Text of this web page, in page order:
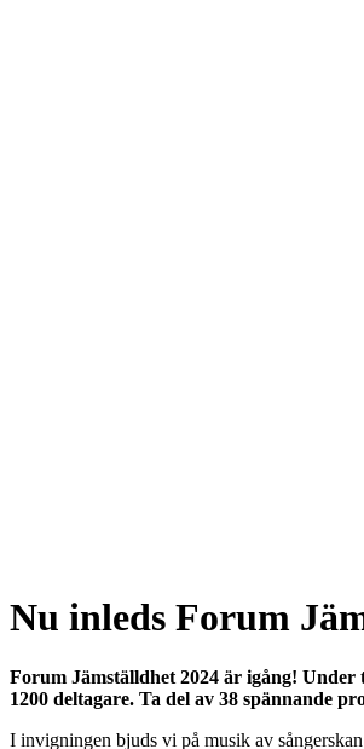
Nu inleds Forum
Forum Jämställdhet 2024 är igång!
1200 deltagare. Ta del av 38 spännande
I invigningen bjuds vi på musik av